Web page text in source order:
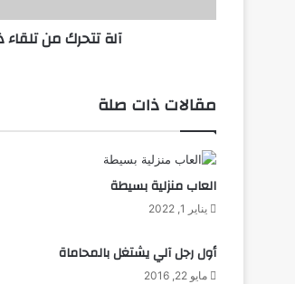
م
ا
ء
ذ
ت
ه
آلة تتحرك من تلقاء
مقالات ذات صلة
العاب منزلية بسيطة
يناير 1, 2022
أول رجل آلي يشتغل بالمحاماة
مايو 22, 2016